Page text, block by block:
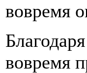
вовремя
вовремя